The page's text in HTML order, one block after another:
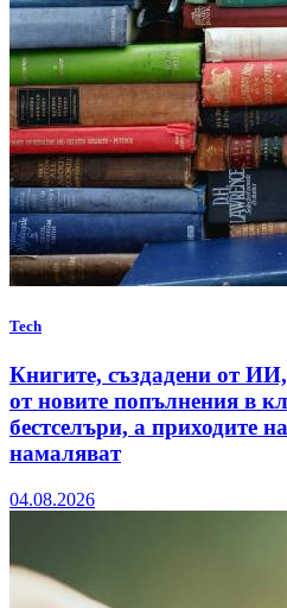
Tech
Книгите, създадени от
от новите попълнения в
бестселъри, а приходите
намаляват
04.08.2026